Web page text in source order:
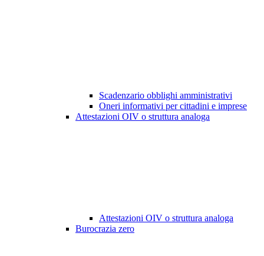
Scadenzario obblighi amministrativi
Oneri informativi per cittadini e imprese
Attestazioni OIV o struttura analoga
Attestazioni OIV o struttura analoga
Burocrazia zero